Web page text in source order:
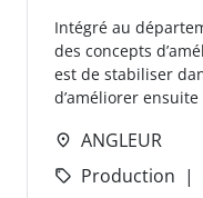
Intégré au
des concepts
est de stabiliser
d’améliorer
ANGLEUR
Production